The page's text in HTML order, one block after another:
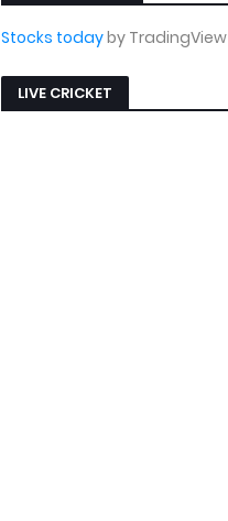
Stocks todayby TradingView
LIVE CRICKET